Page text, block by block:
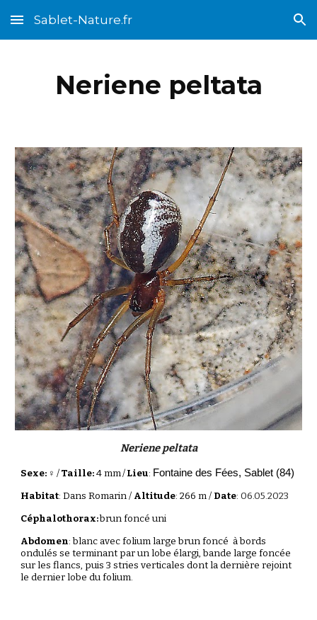
Skip to main content Skip to navigation
Sablet-Nature.fr
Neriene peltata
Neriene peltata
Sexe: ♀/Taille:4 mm/Lieu: Fontaine des Fées, Sablet (84)
Habitat: Dans Romarin / Altitude: 266 m / Date:06.05.2023
Céphalothorax:brun foncé uni
Abdomen: blanc avec folium large brun foncé à bords
ondulés se terminant par un lobe élargi, bande large foncée
sur les flancs, puis 3 stries verticales dont la dernière rejoint
le dernier lobe du folium.